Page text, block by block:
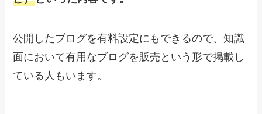
公開したブログを有料設定にもできるので、知識
面において有用なブログを販売という形で掲載し
ている人もいます。